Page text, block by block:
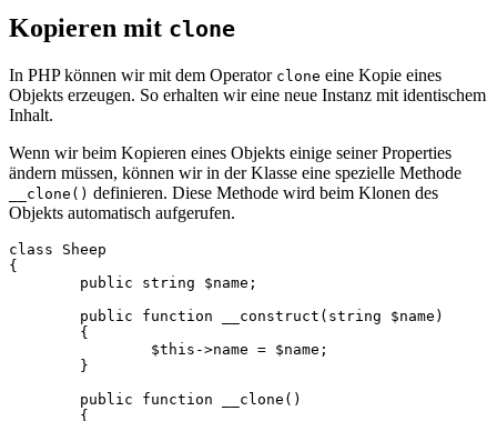
Kopieren mit clone
In PHP können wir mit dem Operator clone eine Kopie eines
Objekts erzeugen. So erhalten wir eine neue Instanz mit identischem
Inhalt.
Wenn wir beim Kopieren eines Objekts einige seiner Properties
ändern müssen, können wir in der Klasse eine spezielle Methode
__clone() definieren. Diese Methode wird beim Klonen des
Objekts automatisch aufgerufen.
class Sheep
{